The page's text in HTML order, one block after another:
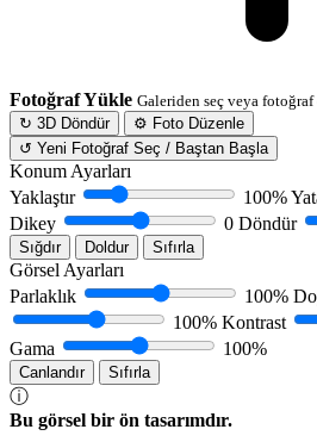
Fotoğraf Yükle Galeriden seç veya fotoğraf
↻ 3D Döndür
⚙ Foto Düzenle
↺ Yeni Fotoğraf Seç / Baştan Başla
Konum Ayarları
Yaklaştır
100%
Dikey
0 Döndür
Sığdır Doldur Sıfırla
Görsel Ayarları
Parlaklık
100%
100% Kontrast
Gama
100%
Canlandır Sıfırla
ⓘ
Bu görsel bir ön tasarımdır.